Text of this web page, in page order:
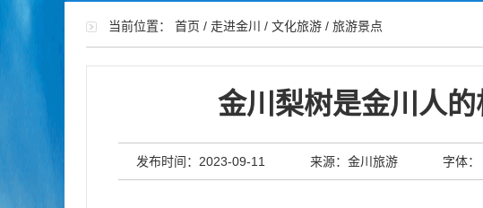
当前位置： 首页 / 走进金川 / 文化旅游 / 旅游景点
金川梨树是金川人
发布时间：2023-09-11 来源：金川旅游 字体：